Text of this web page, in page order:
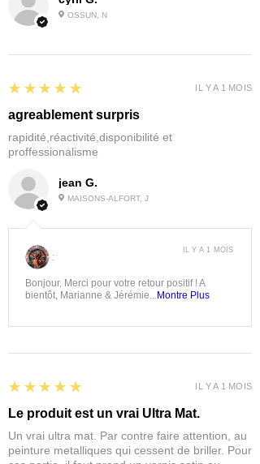
OSSUN, N
jean G.
MAISONS-ALFORT, J
5
★★★★★
agreablement surpris
rapidité,réactivité,disponibilité et
proffessionalisme
IL Y A 1 MOIS
:
Bonjour, Merci pour votre retour positif ! A
bientôt, Marianne & Jérémie...Montre Plus
IL Y A 1 MOIS
5
★★★★★
Le produit est un vrai Ultra Mat.
Un vrai ultra mat. Par contre faire attention, au
peinture metalliques qui cessent de briller. Pour
IL Y A 1 MOIS